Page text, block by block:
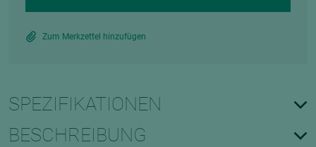
Zum Merkzettel hinzufügen
SPEZIFIKATIONEN
BESCHREIBUNG